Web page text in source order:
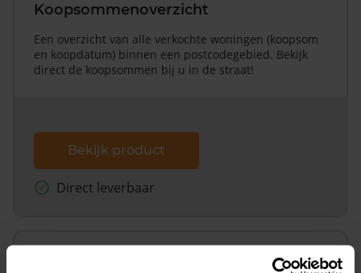
Koopsommenoverzicht
Een overzicht van alle verkochte woningen (koopsom
en koopdatum) binnen een postcodegebied. Bekijk
direct de koopsommen bij u in de straat!
Bekijk product
Direct leverbaar
Koopsommenoverzicht (1 jaar gratis